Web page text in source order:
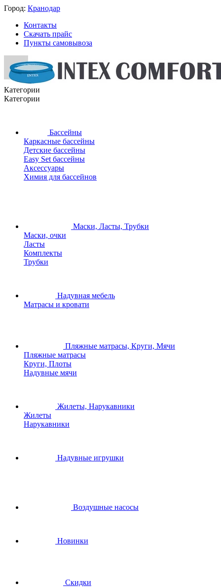
Город: Кранодар
Контакты
Скачать прайс
Пункты самовывоза
Категории
Категории
Бассейны
Каркасные бассейны
Детские бассейны
Easy Set бассейны
Аксессуары
Химия для бассейнов
Маски, Ласты, Трубки
Маски, очки
Ласты
Комплекты
Трубки
Надувная мебель
Матрасы и кровати
Пляжные матрасы, Круги, Мячи
Пляжные матрасы
Круги, Плоты
Надувные мячи
Жилеты, Нарукавники
Жилеты
Нарукавники
Надувные игрушки
Воздушные насосы
Новинки
Скидки